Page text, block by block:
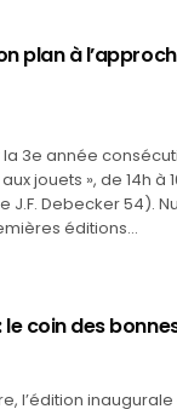
plan à
3e année
jouets », de 14h à
J.F. Debecker 54).
éditions…
coin des
l’édition inaugurale